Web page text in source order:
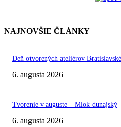
NAJNOVŠIE ČLÁNKY
Deň otvorených ateliérov
6. augusta 2026
Tvorenie v auguste – Mlok dunajský
6. augusta 2026